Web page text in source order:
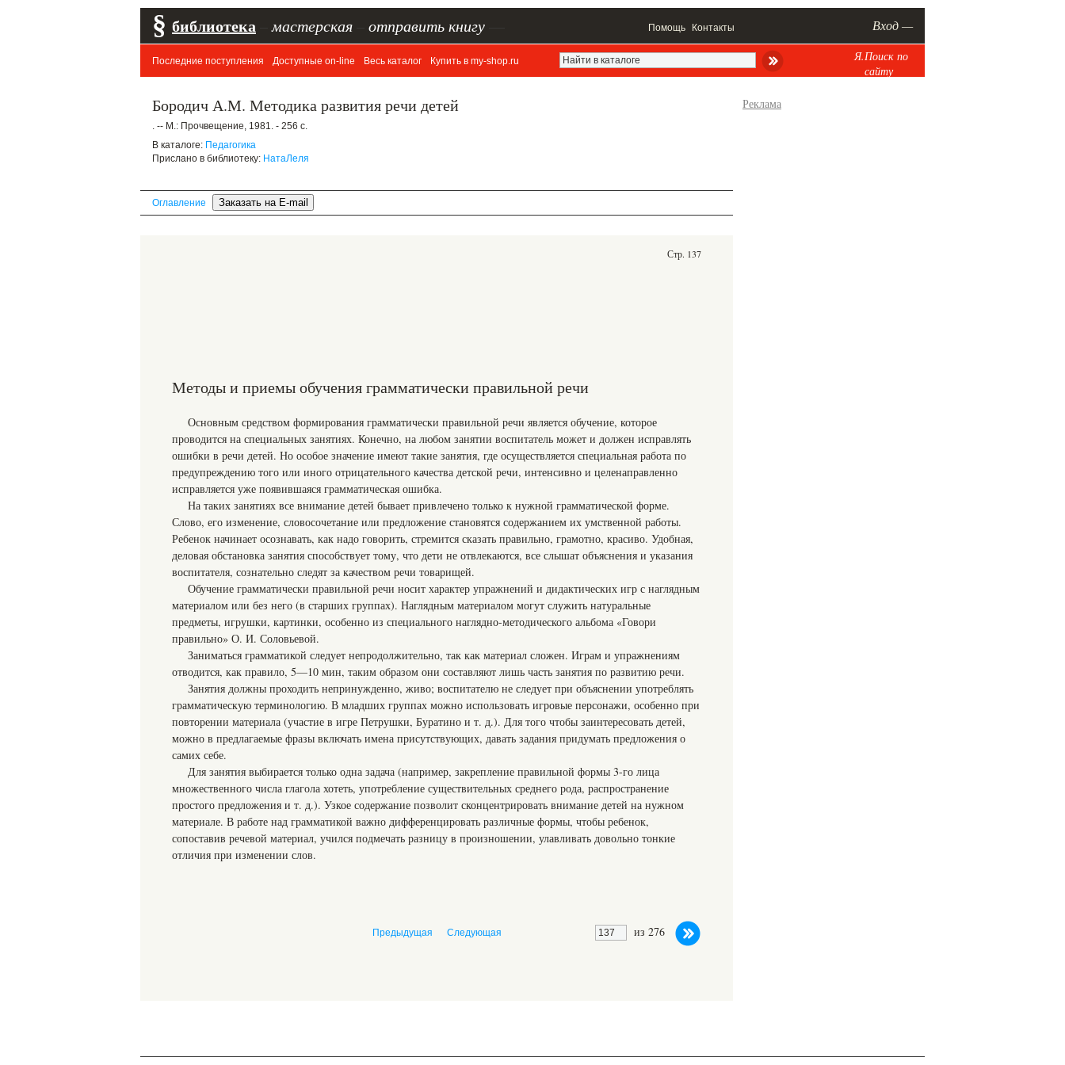
§ библиотека мастерская отправить книгу Помощь Контакты Вход —
Последние поступления Доступные on-line Весь каталог Купить в my-shop.ru
Я.Поиск по
сайту
Бородич А.М. Методика развития речи детей
. -- М.: Прочвещение, 1981. - 256 с.
В каталоге: Педагогика
Прислано в библиотеку: НатаЛеля
Оглавление
Стр. 137
Методы и приемы обучения грамматически правильной речи
Основным средством формирования грамматически правильной речи является обучение, которое
проводится на специальных занятиях. Конечно, на любом занятии воспитатель может и должен исправлять
ошибки в речи детей. Но особое значение имеют такие занятия, где осуществляется специальная работа по
предупреждению того или иного отрицательного качества детской речи, интенсивно и целенаправленно
исправляется уже появившаяся грамматическая ошибка.
На таких занятиях все внимание детей бывает привлечено только к нужной грамматической форме.
Слово, его изменение, словосочетание или предложение становятся содержанием их умственной работы.
Ребенок начинает осознавать, как надо говорить, стремится сказать правильно, грамотно, красиво. Удобная,
деловая обстановка занятия способствует тому, что дети не отвлекаются, все слышат объяснения и указания
воспитателя, сознательно следят за качеством речи товарищей.
Обучение грамматически правильной речи носит характер упражнений и дидактических игр с наглядным
материалом или без него (в старших группах). Наглядным материалом могут служить натуральные
предметы, игрушки, картинки, особенно из специального наглядно-методического альбома «Говори
правильно» О. И. Соловьевой.
Заниматься грамматикой следует непродолжительно, так как материал сложен. Играм и упражнениям
отводится, как правило, 5—10 мин, таким образом они составляют лишь часть занятия по развитию речи.
Занятия должны проходить непринужденно, живо; воспитателю не следует при объяснении употреблять
грамматическую терминологию. В младших группах можно использовать игровые персонажи, особенно при
повторении материала (участие в игре Петрушки, Буратино и т. д.). Для того чтобы заинтересовать детей,
можно в предлагаемые фразы включать имена присутствующих, давать задания придумать предложения о
самих себе.
Для занятия выбирается только одна задача (например, закрепление правильной формы 3-го лица
множественного числа глагола хотеть, употребление существительных среднего рода, распространение
простого предложения и т. д.). Узкое содержание позволит сконцентрировать внимание детей на нужном
материале. В работе над грамматикой важно дифференцировать различные формы, чтобы ребенок,
сопоставив речевой материал, учился подмечать разницу в произношении, улавливать довольно тонкие
отличия при изменении слов.
из 276
Предыдущая Следующая
Реклама